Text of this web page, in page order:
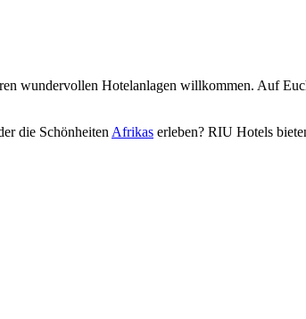
wundervollen Hotelanlagen willkommen. Auf
die SchönheitenAfrikas erleben? RIU Hotels